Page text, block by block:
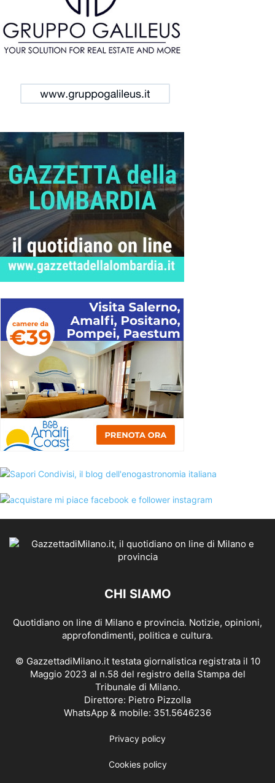
CHI SIAMO
Quotidiano on line di Milano e provincia. Notizie, opinioni,
approfondimenti, politica e cultura.
© GazzettadiMilano.it testata giornalistica registrata il 10
Maggio 2023 al n.58 del registro della Stampa del
Tribunale di Milano.
Direttore: Pietro Pizzolla
WhatsApp & mobile: 351.5646236
Privacy policy
Cookies policy